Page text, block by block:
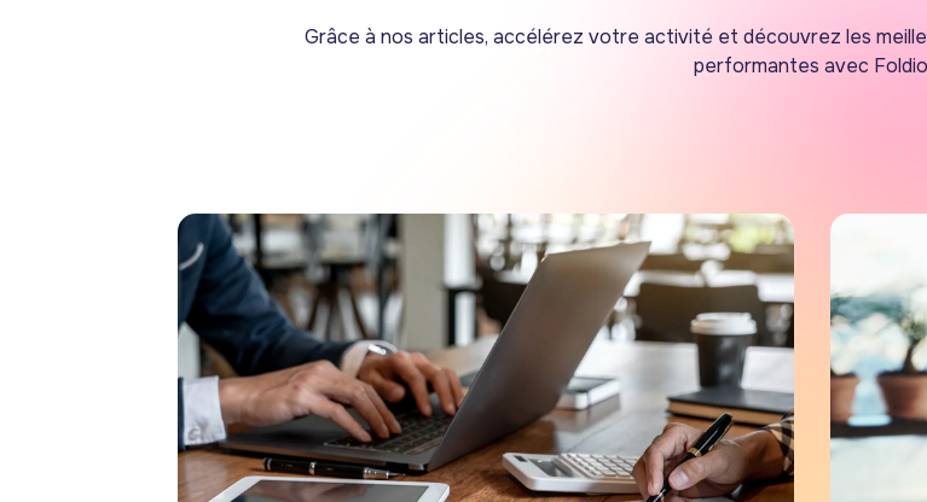
Grâce à nos articles, accélérez votre activité et découvrez les
performantes avec